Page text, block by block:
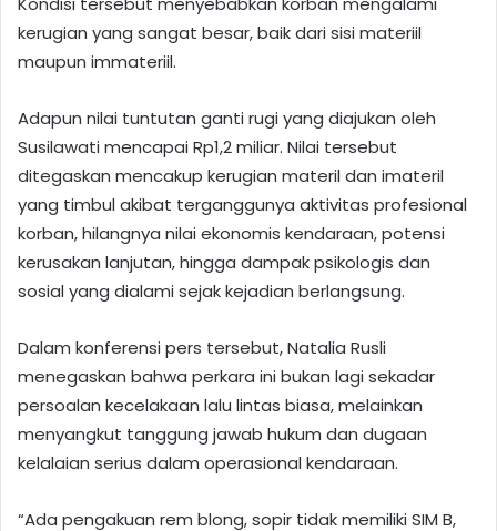
kerugian yang sangat besar, baik dari sisi materiil
maupun immateriil.
Adapun nilai tuntutan ganti rugi yang diajukan oleh
Susilawati mencapai Rp1,2 miliar. Nilai tersebut
ditegaskan mencakup kerugian materil dan imateril
yang timbul akibat terganggunya aktivitas profesional
korban, hilangnya nilai ekonomis kendaraan, potensi
kerusakan lanjutan, hingga dampak psikologis dan
sosial yang dialami sejak kejadian berlangsung.
Dalam konferensi pers tersebut, Natalia Rusli
menegaskan bahwa perkara ini bukan lagi sekadar
persoalan kecelakaan lalu lintas biasa, melainkan
menyangkut tanggung jawab hukum dan dugaan
kelalaian serius dalam operasional kendaraan.
“Ada pengakuan rem blong, sopir tidak memiliki SIM B,